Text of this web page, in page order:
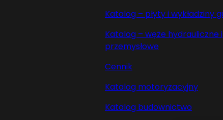
Katalog – płyty i wykładziny
Katalog – węże hydrauliczne i
przemysłowe
Cennik
Katalog motoryzacyjny
Katalog budownictwo